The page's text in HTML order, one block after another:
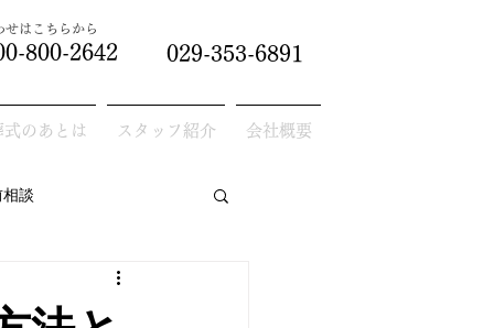
800-2642 029-353-6891
せはこちらから
式のあとは スタッフ紹介 会社概要
談